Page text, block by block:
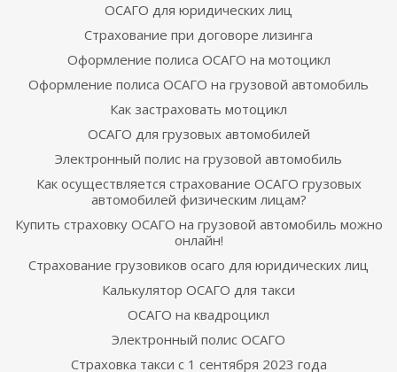
ОСАГО для юридических лиц
Страхование при договоре лизинга
Оформление полиса ОСАГО на мотоцикл
Оформление полиса ОСАГО на грузовой автомобиль
Как застраховать мотоцикл
ОСАГО для грузовых автомобилей
Электронный полис на грузовой автомобиль
Как осуществляется страхование ОСАГО грузовых
автомобилей физическим лицам?
Купить страховку ОСАГО на грузовой автомобиль можно
онлайн!
Страхование грузовиков осаго для юридических лиц
Калькулятор ОСАГО для такси
ОСАГО на квадроцикл
Электронный полис ОСАГО
Cтраховка такси с 1 сентября 2023 года